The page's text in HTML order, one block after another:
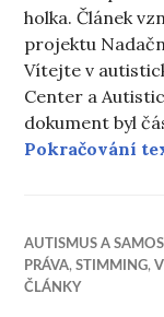
holka. Článek
projektu
Vítejte v
Center a
dokument byl
Pokračování
AUTISMUS A
PRÁVA,STIMMING,
ČLÁNKY